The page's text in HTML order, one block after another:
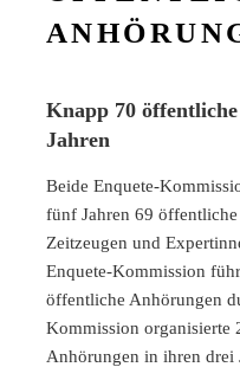
Knapp 70
Jahren
Beide Enquete-
fünf Jahren 69
Zeitzeugen und
Enquete-Kommission
öffentliche Anhörungen
Kommission organisierte
Anhörungen in ihren drei